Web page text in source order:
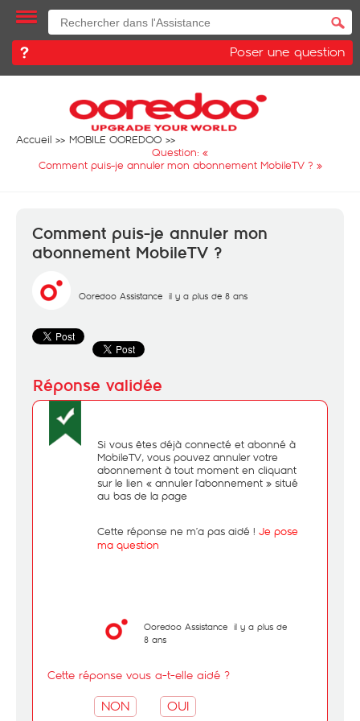
Poser une question
Accueil
MOBILE OOREDOO
Question: «
Comment puis-je annuler mon abonnement MobileTV ? »
Comment puis-je annuler mon
abonnement MobileTV ?
Ooredoo Assistance il y a plus de 8 ans
Si vous êtes déjà connecté et abonné à
MobileTV, vous pouvez annuler votre
abonnement à tout moment en cliquant
sur le lien « annuler l’abonnement » situé
au bas de la page
Cette réponse ne m’a pas aidé ! Je pose
ma question
Ooredoo Assistance il y a plus de
8 ans
Cette réponse vous a-t-elle aidé ?
NON OUI